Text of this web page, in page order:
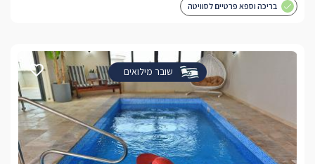
בריכה וספא פרטיים לסוויטה
שובר מילואים